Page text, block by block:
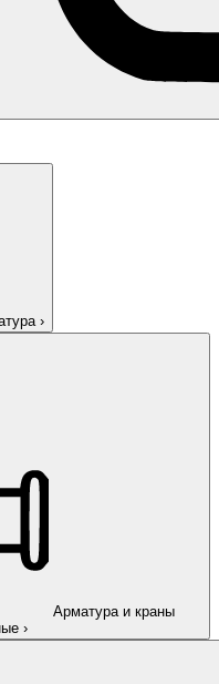
›
Арматура и краны
›